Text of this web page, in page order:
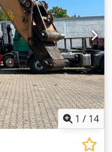
Tip: Case
Radna širina: cca
Stabilna livena
Stanje: polovna
povezu,
firme,
kataloga i
1 / 14